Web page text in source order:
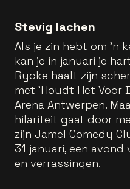
Stevig lachen
Als je zin hebt om 'n
kan je in januari je
Rycke haalt zijn
met 'Houdt Het Voor
Arena Antwerpen.
hilariteit gaat door
zijn Jamel Comedy
31 januari, een
en verrassingen.